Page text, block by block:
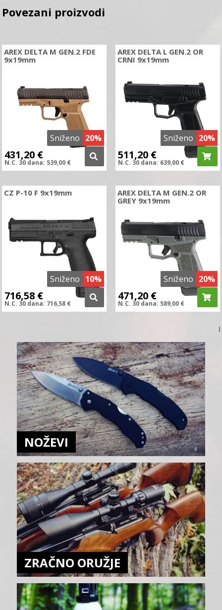
Povezani proizvodi
Sniženo 20%
AREX DELTA M GEN.2 FDE
9x19mm
431,20 €
N.C. 30 dana: 539,00 €
Sniženo 20%
AREX DELTA L GEN.2 OR
CRNI 9x19mm
511,20 €
N.C. 30 dana: 639,00 €
Sniženo 10%
CZ P-10 F 9x19mm
716,58 €
N.C. 30 dana: 716,58 €
Sniženo 20%
AREX DELTA M GEN.2 OR
GREY 9x19mm
471,20 €
N.C. 30 dana: 589,00 €
NOŽEVI
ZRAČNO ORUŽJE